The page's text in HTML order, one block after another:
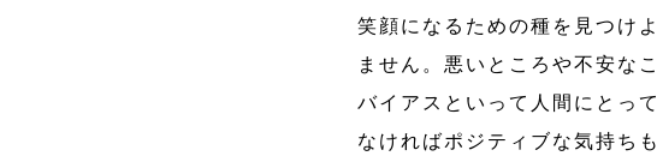
笑顔になるための種を見つけ
ません。悪いところや不安な
バイアスといって人間にとっ
なければポジティブな気持ち